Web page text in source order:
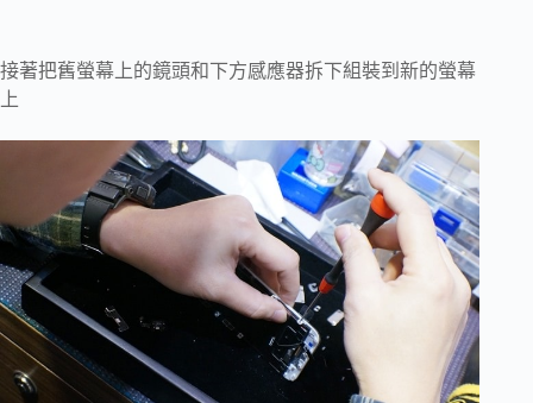
接著把舊螢幕上的鏡頭和下方感應器拆下組裝到新的螢幕
上